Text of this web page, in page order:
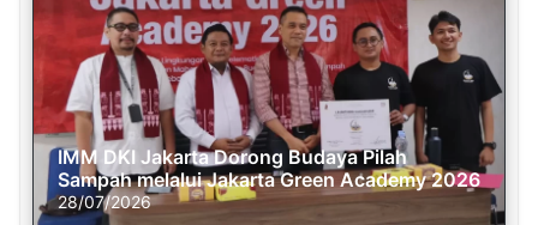
IMM DKI Jakarta Dorong Budaya Pilah
Sampah melalui Jakarta Green Academy 2026
28/07/2026